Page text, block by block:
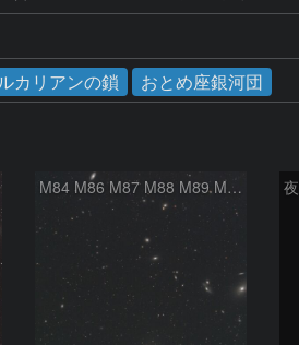
カリアンの鎖 おとめ座銀河団
M84 M86 M87 M88 M89 M90 M91 マルカリアンの銀河鎖 おとめ座 かみのけ座